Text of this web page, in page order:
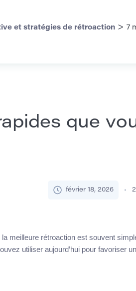
et stratégies de rétroaction > 7
que
février 18, 2026 2
meilleure rétroaction est souvent
utiliser aujourd’hui pour favoriser